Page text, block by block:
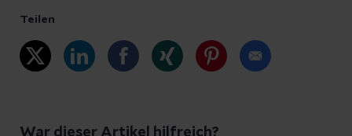
Teilen
War dieser Artikel hilfreich?